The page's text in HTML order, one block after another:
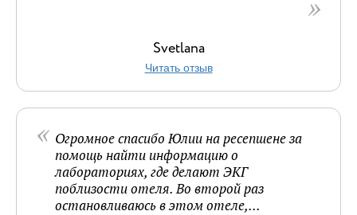
Svetlana
Читать отзыв
Огромное спасибо Юлии на ресепшене за
помощь найти информацию о
лабораториях, где делают ЭКГ
поблизости отеля. Во второй раз
остановливаюсь в этом отеле,...